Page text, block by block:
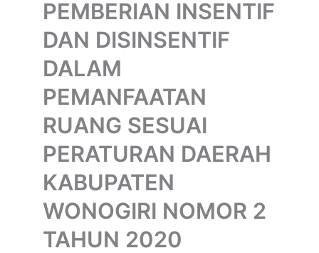
PEMBERIAN INSENTIF
DAN DISINSENTIF
DALAM
PEMANFAATAN
RUANG SESUAI
PERATURAN DAERAH
KABUPATEN
WONOGIRI NOMOR 2
TAHUN 2020